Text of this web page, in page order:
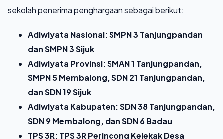
sekolah penerima penghargaan sebagai berikut:
Adiwiyata Nasional: SMPN 3 Tanjungpandan
dan SMPN 3 Sijuk
Adiwiyata Provinsi: SMAN 1 Tanjungpandan,
SMPN 5 Membalong, SDN 21 Tanjungpandan,
dan SDN 19 Sijuk
Adiwiyata Kabupaten: SDN 38 Tanjungpandan,
SDN 9 Membalong, dan SDN 6 Badau
TPS 3R: TPS 3R Perincong Kelekak Desa